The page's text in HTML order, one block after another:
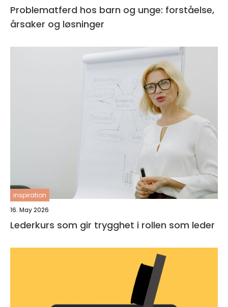
Problematferd hos barn og unge: forståelse,
årsaker og løsninger
inspiration
16. May 2026
Lederkurs som gir trygghet i rollen som leder